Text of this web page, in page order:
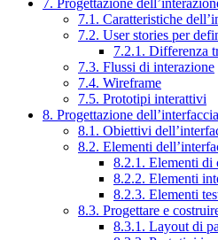
7. Progettazione
7.1. Caratteristiche
7.2. User stories per
7.2.1. Differenza
7.3. Flussi di interazione
7.4. Wireframe
7.5. Prototipi interattivi
8. Progettazione dell’interfaccia
8.1. Obiettivi
8.2. Elementi
8.2.1. Elementi di
8.2.2. Elementi
8.2.3. Elementi
8.3. Progettare e
8.3.1. Layout di